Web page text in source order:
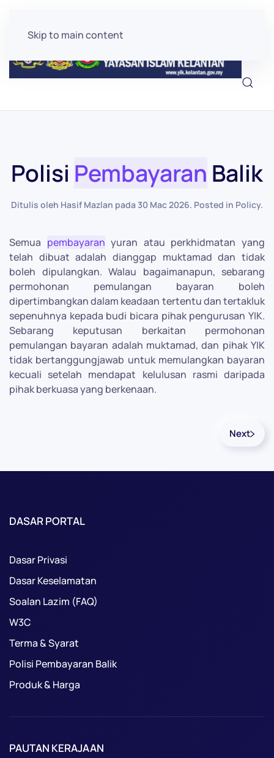
Skip to main content
Polisi Pembayaran Balik
Ditulis oleh Hasif Mazlan pada 30 Mac 2026. Posted in Policy.
Semua pembayaran yuran atau perkhidmatan yang
telah dibuat adalah dianggap muktamad dan tidak
boleh dipulangkan. Walau bagaimanapun, sebarang
permohonan pemulangan bayaran boleh
dipertimbangkan dalam keadaan tertentu dan tertakluk
sepenuhnya kepada budi bicara pihak pengurusan YIK.
Sebarang keputusan berkaitan permohonan
pemulangan bayaran adalah muktamad, dan pihak YIK
tidak bertanggungjawab untuk memulangkan bayaran
kecuali setelah mendapat kelulusan rasmi daripada
pihak berkuasa yang berkenaan.
Next
DASAR PORTAL
Dasar Privasi
Dasar Keselamatan
Soalan Lazim (FAQ)
W3C
Terma & Syarat
Polisi Pembayaran Balik
Produk & Harga
PAUTAN KERAJAAN